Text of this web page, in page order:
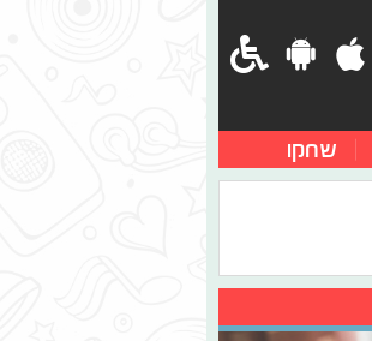
שחקו